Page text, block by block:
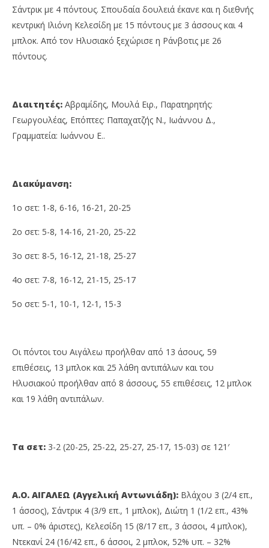
Σάντρικ με 4 πόντους. Σπουδαία δουλειά έκανε και η διεθνής
κεντρική Ιλιόνη Κελεσίδη με 15 πόντους με 3 άσσους και 4
μπλοκ. Από τον Ηλυσιακό ξεχώρισε η Ράνβοτις με 26
πόντους.
Διαιτητές: Αβραμίδης, Μουλά Ειρ., Παρατηρητής:
Γεωργουλέας, Επόπτες: Παπαχατζής Ν., Ιωάννου Δ.,
Γραμματεία: Ιωάννου Ε..
Διακύμανση:
1ο σετ: 1-8, 6-16, 16-21, 20-25
2ο σετ: 5-8, 14-16, 21-20, 25-22
3ο σετ: 8-5, 16-12, 21-18, 25-27
4ο σετ: 7-8, 16-12, 21-15, 25-17
5ο σετ: 5-1, 10-1, 12-1, 15-3
Οι πόντοι του Αιγάλεω προήλθαν από 13 άσους, 59
επιθέσεις, 13 μπλοκ και 25 λάθη αντιπάλων και του
Ηλυσιακού προήλθαν από 8 άσσους, 55 επιθέσεις, 12 μπλοκ
και 19 λάθη αντιπάλων.
Τα σετ: 3-2 (20-25, 25-22, 25-27, 25-17, 15-03) σε 121′
Α.Ο. ΑΙΓΑΛΕΩ (Αγγελική Αντωνιάδη): Βλάχου 3 (2/4 επ.,
1 άσσος), Σάντρικ 4 (3/9 επ., 1 μπλοκ), Διώτη 1 (1/2 επ., 43%
υπ. – 0% άριστες), Κελεσίδη 15 (8/17 επ., 3 άσσοι, 4 μπλοκ),
Ντεκανί 24 (16/42 επ., 6 άσσοι, 2 μπλοκ, 52% υπ. – 32%